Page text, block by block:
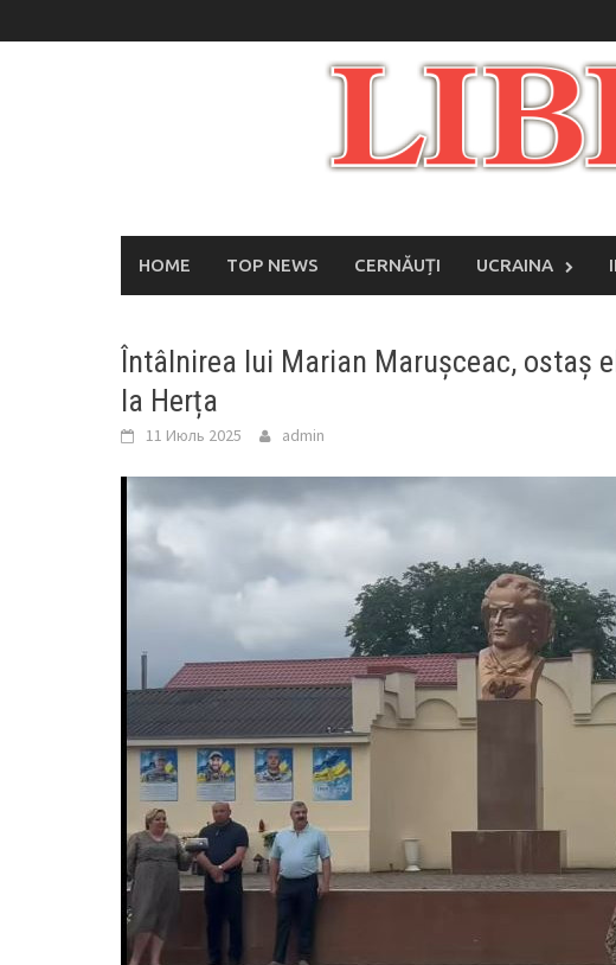
to
HOME TOP NEWS CERNĂUȚI UCRAINA
Întâlnirea lui Marian Marușceac, ostaș
la Herța
11 Июль 2025 admin